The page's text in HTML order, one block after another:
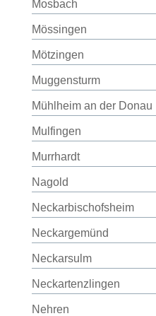
Mosbach
Mössingen
Mötzingen
Muggensturm
Mühlheim an der Donau
Mulfingen
Murrhardt
Nagold
Neckarbischofsheim
Neckargemünd
Neckarsulm
Neckartenzlingen
Nehren